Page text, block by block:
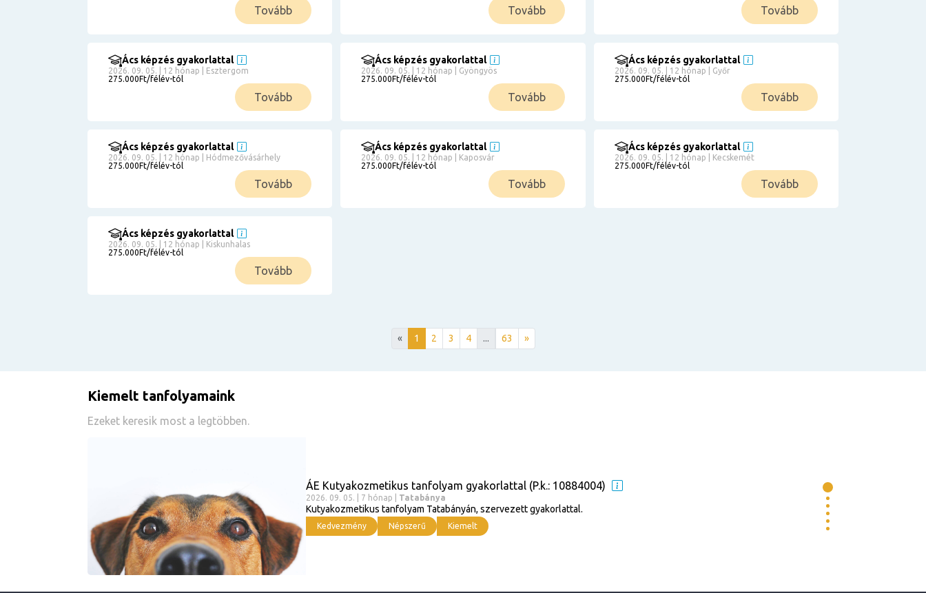
Tovább Tovább Tovább
Ács képzés gyakorlattal
2026. 09. 05. | 12 hónap | Esztergom
275.000Ft/félév-tól
Tovább
Ács képzés gyakorlattal
2026. 09. 05. | 12 hónap | Gyöngyös
275.000Ft/félév-tól
Tovább
Ács képzés gyakorlattal
2026. 09. 05. | 12 hónap | Győr
275.000Ft/félév-tól
Tovább
Ács képzés gyakorlattal
2026. 09. 05. | 12 hónap | Hódmezővásárhely
275.000Ft/félév-tól
Tovább
Ács képzés gyakorlattal
2026. 09. 05. | 12 hónap | Kaposvár
275.000Ft/félév-tól
Tovább
Ács képzés gyakorlattal
2026. 09. 05. | 12 hónap | Kecskemét
275.000Ft/félév-tól
Tovább
Ács képzés gyakorlattal
2026. 09. 05. | 12 hónap | Kiskunhalas
275.000Ft/félév-tól
Tovább
« 1 2 3 4 ... 63 »
Kiemelt tanfolyamaink
Ezeket keresik most a legtöbben.
ÁE Kutyakozmetikus tanfolyam gyakorlattal (P.k.: 10884004)
2026. 09. 05. | 7 hónap | Tatabánya
Kutyakozmetikus tanfolyam Tatabányán, szervezett gyakorlattal.
Kedvezmény Népszerű Kiemelt